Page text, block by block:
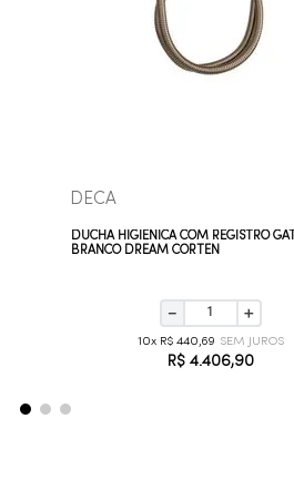
VEJA MAIS
DECA
DUCHA HIGIÊNICA COM REGISTRO
BRANCO DREAM CORTEN
＋
－
10 R$ 440,69
R$ 4.406,90